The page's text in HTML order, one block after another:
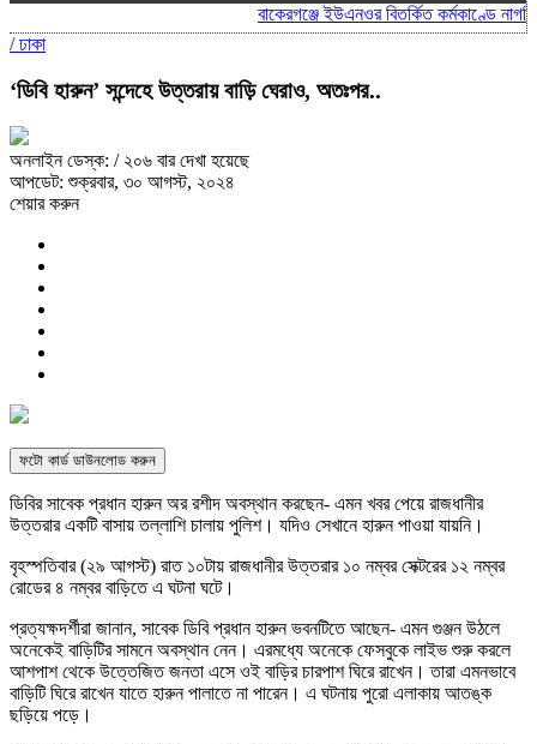
বাকেরগঞ্জে ইউএনওর বিতর্কিত কর্মকাণ্ডে নাগরিক
/ঢাকা
‘ডিবি হারুন’ সন্দেহে উত্তরায় বাড়ি ঘেরাও, অতঃপর..
অনলাইন ডেস্ক: / ২০৬ বার দেখা হয়েছে
আপডেট: শুক্রবার, ৩০ আগস্ট, ২০২৪
শেয়ার করুন
ফটো কার্ড ডাউনলোড করুন
ডিবির সাবেক প্রধান হারুন অর রশীদ অবস্থান করছেন- এমন খবর পেয়ে রাজধানীর
উত্তরার একটি বাসায় তল্লাশি চালায় পুলিশ। যদিও সেখানে হারুন পাওয়া যায়নি।
বৃহস্পতিবার (২৯ আগস্ট) রাত ১০টায় রাজধানীর উত্তরার ১০ নম্বর সেক্টরের ১২ নম্বর
রোডের ৪ নম্বর বাড়িতে এ ঘটনা ঘটে।
প্রত্যক্ষদর্শীরা জানান, সাবেক ডিবি প্রধান হারুন ভবনটিতে আছেন- এমন গুঞ্জন উঠলে
অনেকেই বাড়িটির সামনে অবস্থান নেন। এরমধ্যে অনেকে ফেসবুকে লাইভ শুরু করলে
আশপাশ থেকে উত্তেজিত জনতা এসে ওই বাড়ির চারপাশ ঘিরে রাখেন। তারা এমনভাবে
বাড়িটি ঘিরে রাখেন যাতে হারুন পালাতে না পারেন। এ ঘটনায় পুরো এলাকায় আতঙ্ক
ছড়িয়ে পড়ে।